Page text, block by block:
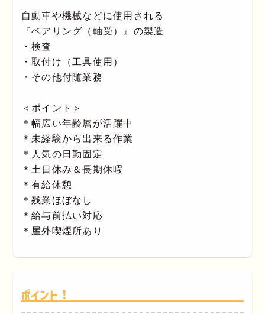
自動車や機械などに使用される
『ベアリング（軸受）』の製造
・検査
・取付け（工具使用）
・その他付随業務
＜ポイント＞
＊幅広い年齢層が活躍中
＊未経験から出来る作業
＊人気の日勤固定
＊土日休み＆長期休暇
＊有給休憩
＊残業ほぼなし
＊給与前払い対応
＊屋外喫煙所あり
ポイント！